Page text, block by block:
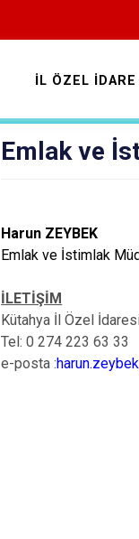
İL ÖZEL İDARE
Emlak ve
Harun ZEYBEK
Emlak ve İstimlak
İLETİŞİM
Kütahya İl Özel
Tel: 0 274 223 63 33
e-posta :